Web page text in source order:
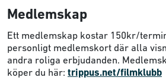
Medlemskap
Ett medlemskap kostar 150kr/
personligt medlemskort där alla
andra roliga erbjudanden.
köper du här: trippus.net/filmklubb